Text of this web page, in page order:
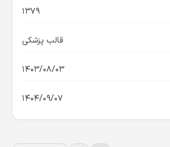
1379
قالب پزشکی
1403/08/03
1404/09/07